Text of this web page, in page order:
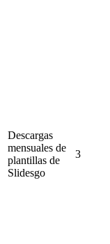
Descargas
mensuales de
plantillas de
Slidesgo
3